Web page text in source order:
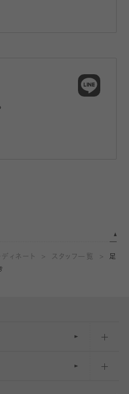
ディネート スタッフ一覧
足